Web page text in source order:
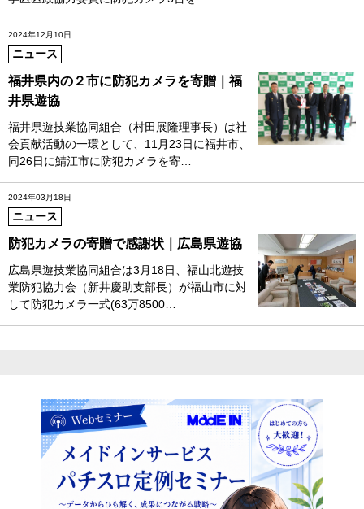
2024年12月10日
ニュース
福井県内の２市に防犯カメラを寄贈｜福
井県遊協
福井県遊技業協同組合（村田展隆理事長）は社
会貢献活動の一環として、11月23日に福井市、
同26日に鯖江市に防犯カメラを寄…
2024年03月18日
ニュース
防犯カメラの寄贈で感謝状｜広島県遊協
広島県遊技業協同組合は3月18日、福山北遊技
業防犯協力会（新井慶助支部長）が福山市に対
して防犯カメラ一式(63万8500…